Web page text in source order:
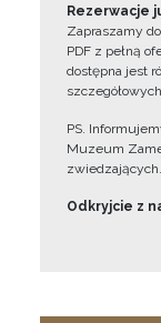
Rezerwacje
Zapraszamy
PDF z pełną
dostępna jest
PS.
Muzeum
zwiedzających.
Odkryjcie z